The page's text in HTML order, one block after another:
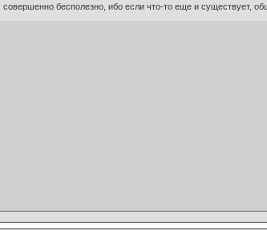
бесполезно, ибо если что-то еще и существует,